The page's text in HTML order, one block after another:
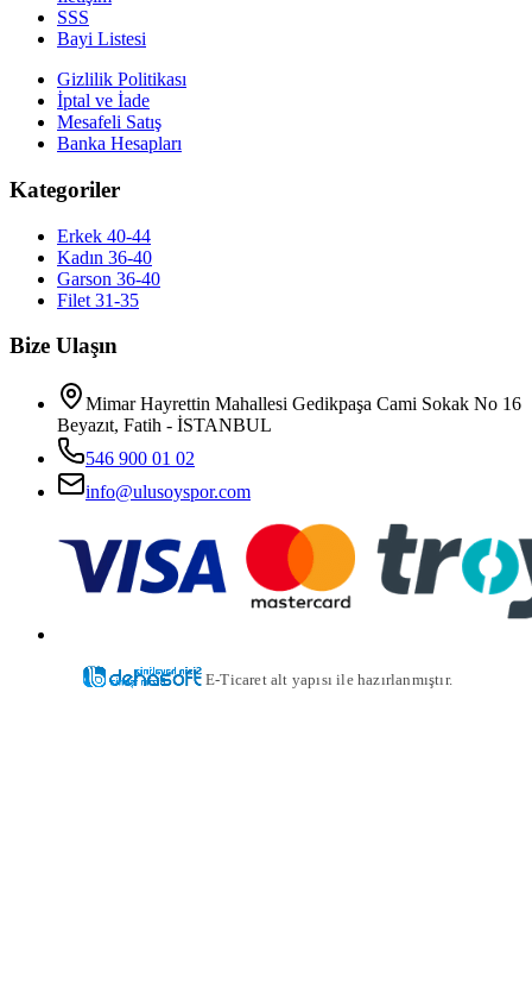
SSS
Bayi Listesi
Gizlilik Politikası
İptal ve İade
Mesafeli Satış
Banka Hesapları
Kategoriler
Erkek 40-44
Kadın 36-40
Garson 36-40
Filet 31-35
Bize Ulaşın
Mimar Hayrettin Mahallesi Gedikpaşa Cami Sokak No 16
Beyazıt, Fatih - İSTANBUL
546 900 01 02
info@ulusoyspor.com
E-Ticaret alt yapısı ile hazırlanmıştır.